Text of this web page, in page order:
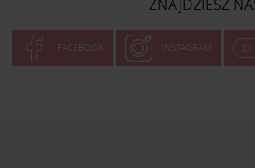
ZNAJDZIESZ
FACEBOOK INSTAGRAM